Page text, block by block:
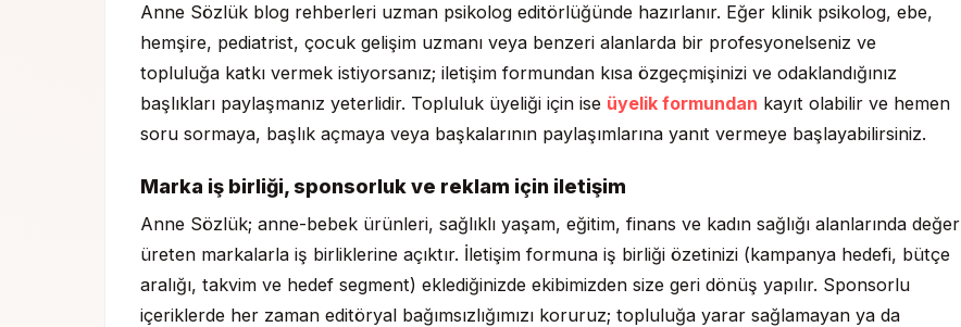
Anne Sözlük blog rehberleri uzman psikolog editörlüğünde hazırlanır. Eğer klinik psikolog, ebe,
hemşire, pediatrist, çocuk gelişim uzmanı veya benzeri alanlarda bir profesyonelseniz ve
topluluğa katkı vermek istiyorsanız; iletişim formundan kısa özgeçmişinizi ve odaklandığınız
başlıkları paylaşmanız yeterlidir. Topluluk üyeliği için ise üyelik formundan kayıt olabilir ve hemen
soru sormaya, başlık açmaya veya başkalarının paylaşımlarına yanıt vermeye başlayabilirsiniz.
Marka iş birliği, sponsorluk ve reklam için iletişim
Anne Sözlük; anne-bebek ürünleri, sağlıklı yaşam, eğitim, finans ve kadın sağlığı alanlarında değer
üreten markalarla iş birliklerine açıktır. İletişim formuna iş birliği özetinizi (kampanya hedefi, bütçe
aralığı, takvim ve hedef segment) eklediğinizde ekibimizden size geri dönüş yapılır. Sponsorlu
içeriklerde her zaman editöryal bağımsızlığımızı koruruz; topluluğa yarar sağlamayan ya da